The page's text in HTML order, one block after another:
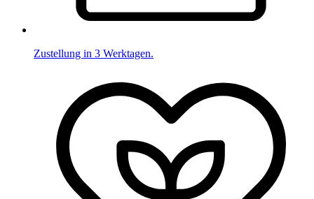
Zustellung in 3 Werktagen.